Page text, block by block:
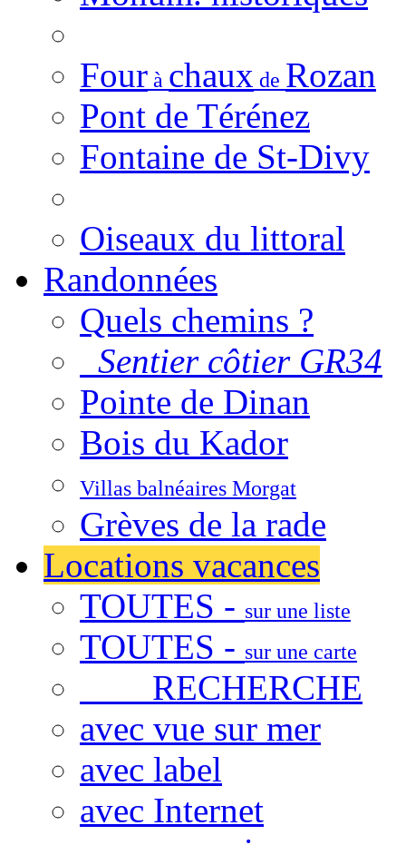
Four à chaux de Rozan
Pont de Térénez
Fontaine de St-Divy
Oiseaux du littoral
Randonnées
Quels chemins ?
Sentier côtier GR34
Pointe de Dinan
Bois du Kador
Villas balnéaires Morgat
Grèves de la rade
Locations vacances
TOUTES - sur une liste
TOUTES - sur une carte
RECHERCHE
avec vue sur mer
avec label
avec Internet